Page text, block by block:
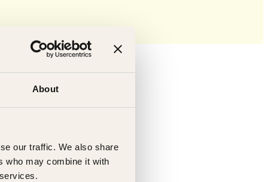
About
our traffic. We also share
who may combine it with